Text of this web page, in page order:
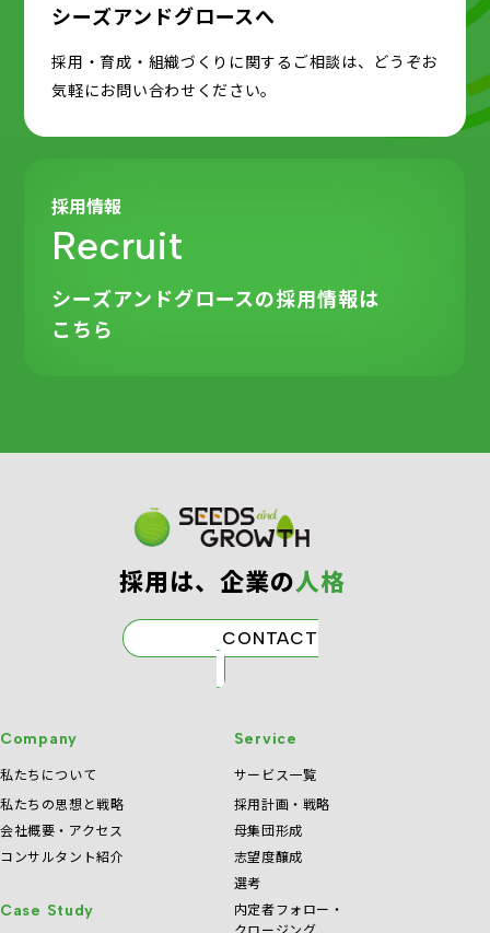
シーズアンドグロースへ
採用・育成・組織づくりに関するご相談は、どうぞお
気軽にお問い合わせください。
採用情報
Recruit
シーズアンドグロースの採用情報は
こちら
採⽤は、企業の⼈格
CONTACT
Company
私たちについて
私たちの思想と戦略
会社概要・アクセス
コンサルタント紹介
Service
サービス一覧
採用計画・戦略
母集団形成
志望度醸成
選考
内定者フォロー・
クロージング
Case Study